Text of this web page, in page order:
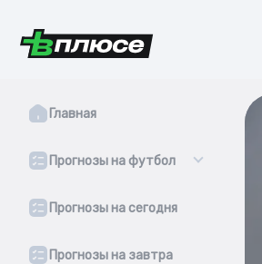
Главная
Прогнозы на футбол
Прогнозы на сегодня
Прогнозы на завтра